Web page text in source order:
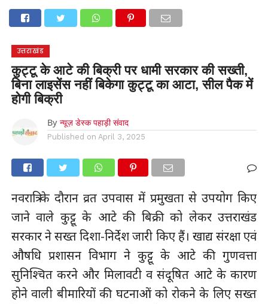
देहरादूननैनीताल
मनोरंजन
उत्तराखंड
कुट्टू के आटे की बिक्री पर धामी सरकार की सख्ती,
बिना लाइसेंस नहीं बिकेगा कुट्टू का आटा, सील पैक में
होगी बिक्री
By न्यूज़ डेस्क पहाड़ी संवाद
Published on April 3, 2025
नवरात्रि के दौरान व्रत उपवास में प्रमुखता से उपयोग किए
जाने वाले कुट्टू के आटे की बिक्री को लेकर उत्तराखंड
सरकार ने सख्त दिशा-निर्देश जारी किए हैं। खाद्य संरक्षा एवं
औषधि प्रशासन विभाग ने कुट्टू के आटे की गुणवत्ता
सुनिश्चित करने और मिलावटी व संदूषित आटे के कारण
होने वाली बीमारियों की घटनाओं को रोकने के लिए सख्त